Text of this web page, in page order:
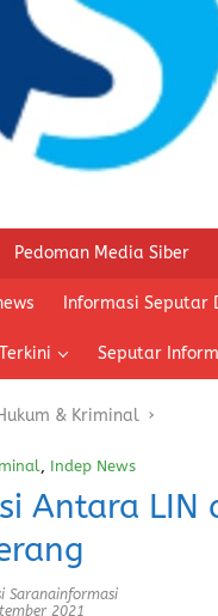
Pedoman Media Siber
Informasi Seputar
Seputar
& Kriminal
Indep News
Antara LIN
Saranainformasi
2021